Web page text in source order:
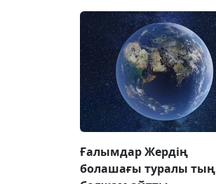
Ғалымдар Жердің
болашағы туралы тың